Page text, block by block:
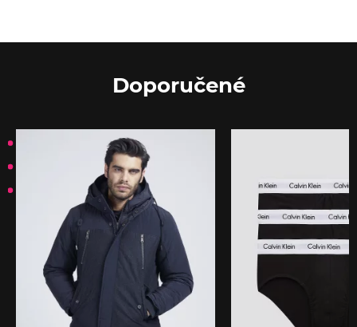
Doporučené